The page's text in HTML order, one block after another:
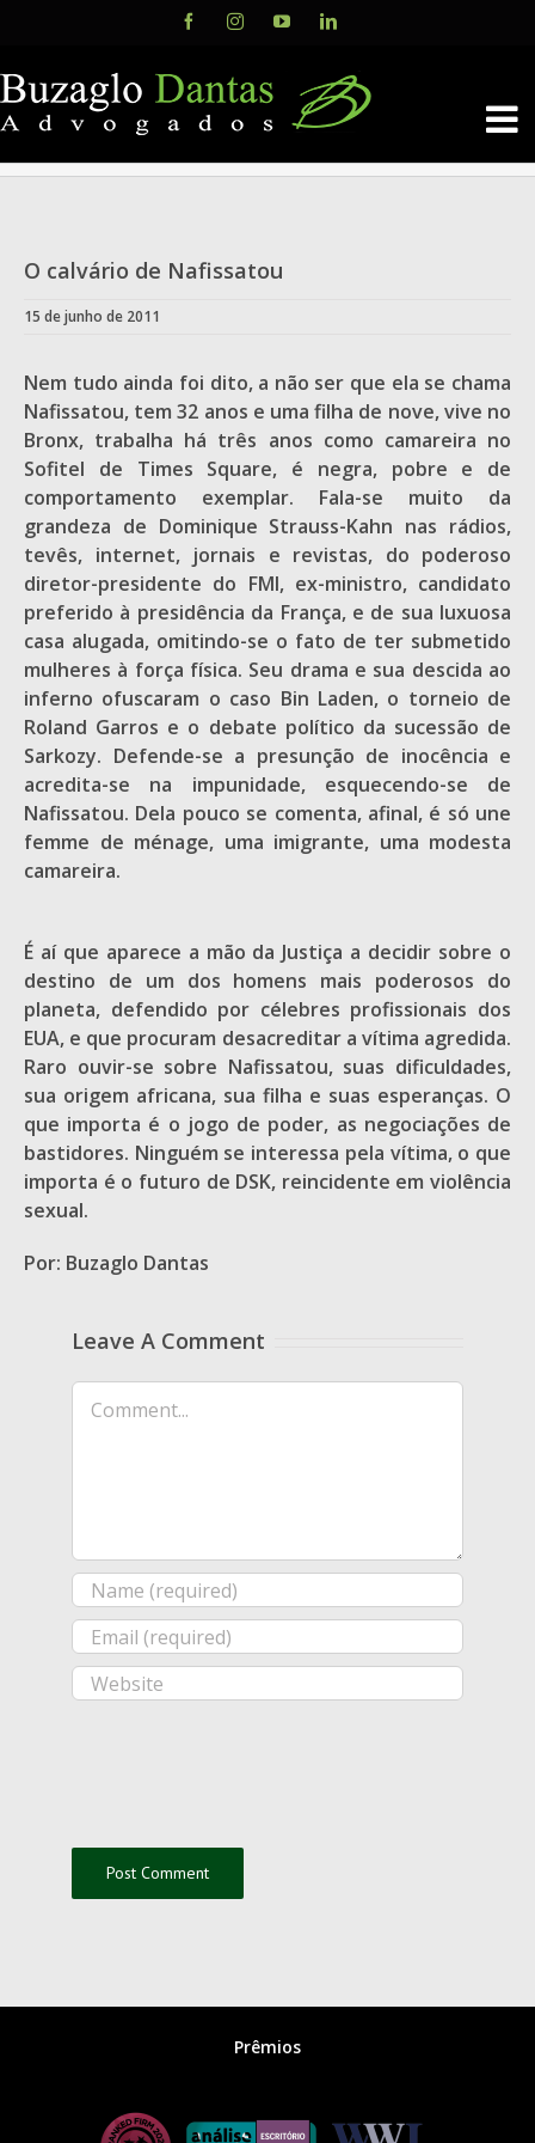
content
FacebookInstagramYouTubeLinkedIn
O calvário de Nafissatou
15 de junho de 2011
Nem tudo ainda foi dito, a não ser que ela se chama
Nafissatou, tem 32 anos e uma filha de nove, vive no
Bronx, trabalha há três anos como camareira no
Sofitel de Times Square, é negra, pobre e de
comportamento exemplar. Fala-se muito da
grandeza de Dominique Strauss-Kahn nas rádios,
tevês, internet, jornais e revistas, do poderoso
diretor-presidente do FMI, ex-ministro, candidato
preferido à presidência da França, e de sua luxuosa
casa alugada, omitindo-se o fato de ter submetido
mulheres à força física. Seu drama e sua descida ao
inferno ofuscaram o caso Bin Laden, o torneio de
Roland Garros e o debate político da sucessão de
Sarkozy. Defende-se a presunção de inocência e
acredita-se na impunidade, esquecendo-se de
Nafissatou. Dela pouco se comenta, afinal, é só une
femme de ménage, uma imigrante, uma modesta
camareira.
É aí que aparece a mão da Justiça a decidir sobre o
destino de um dos homens mais poderosos do
planeta, defendido por célebres profissionais dos
EUA, e que procuram desacreditar a vítima agredida.
Raro ouvir-se sobre Nafissatou, suas dificuldades,
sua origem africana, sua filha e suas esperanças. O
que importa é o jogo de poder, as negociações de
bastidores. Ninguém se interessa pela vítima, o que
importa é o futuro de DSK, reincidente em violência
sexual.
Por: Buzaglo Dantas
Leave A Comment
Comment
Prêmios